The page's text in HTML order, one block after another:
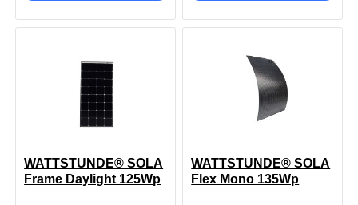
WATTSTUNDE® SOLA
Frame Daylight 125Wp
WATTSTUNDE® SOLA
Flex Mono 135Wp